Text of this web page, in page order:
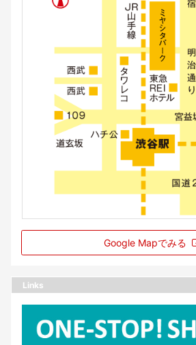
Google Mapでみる
Links